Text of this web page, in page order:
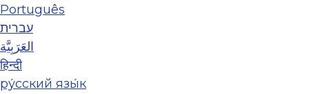
Português
עברית
العَرَبِيَّة
हिन्दी
ру́сский язы́к